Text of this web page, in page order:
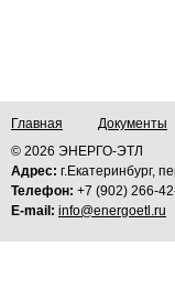
Главная Документы
© 2026 ЭНЕРГО-ЭТЛ
Адрес: г.Екатеринбург,
Телефон: +7 (902) 266-
E-mail: info@energoetl.ru